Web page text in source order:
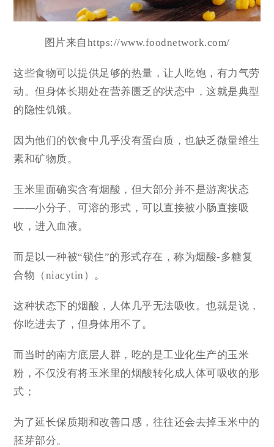
图片来自https://www.foodnetwork.com/
这些食物可以提供足够的热量，让人吃饱，有力气劳
动。但身体长期处在营养匮乏的状态中，这就是典型
的 隐性饥饿 。
因为他们的饮食中几乎没有蛋白质，也缺乏微量维生
素和矿物质。
玉米里面确实含有烟酸，但大部分并不是游离状态
——小分子、可溶的形式，可以直接被小肠直接吸
收，进入血液。
而是以一种被“锁住”的形式存在，称为烟酸-多糖复
合物（niacytin）。
这种状态下的烟酸，人体几乎无法吸收。也就是说，
你吃进去了，但身体用不了。
而当时的南方底层人群，吃的是工业化生产的玉米
粉，不仅没有将玉米里的烟酸转化成人体可吸收的形
式；
为了延长保质期和改善口感，往往还会去掉玉米中的
胚芽部分。